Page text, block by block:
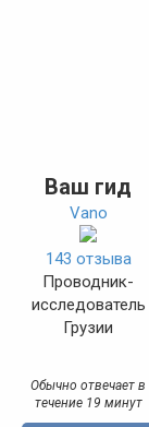
Ваш гид
Vano
143 отзыва
Проводник-
исследователь
Грузии
Обычно отвечает в
течение 19 минут